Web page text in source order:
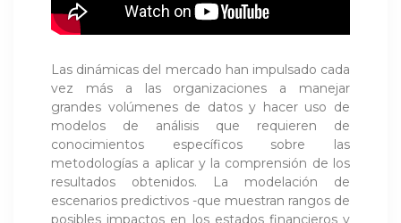
Las dinámicas del mercado han impulsado cada
vez más a las organizaciones a manejar
grandes volúmenes de datos y hacer uso de
modelos de análisis que requieren de
conocimientos específicos sobre las
metodologías a aplicar y la comprensión de los
resultados obtenidos. La modelación de
escenarios predictivos -que muestran rangos de